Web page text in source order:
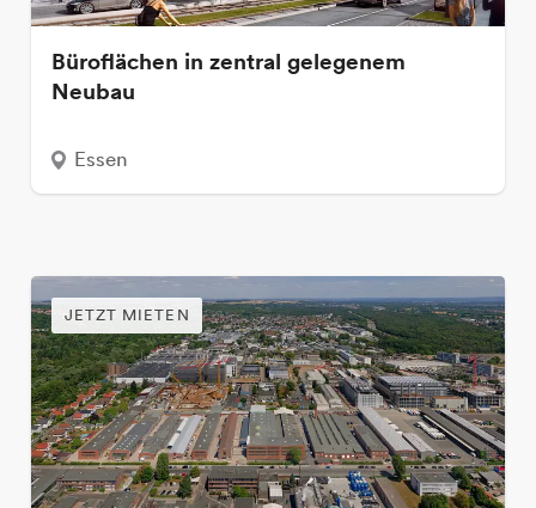
Büroflächen in zentral gelegenem
Neubau
Essen
JETZT MIETEN